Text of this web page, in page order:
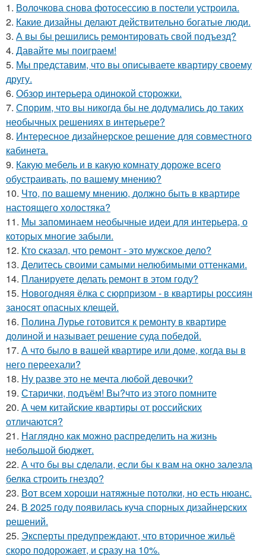
1. Волочкова снова фотосессию в постели устроила.
2. Какие дизайны делают действительно богатые люди.
3. А вы бы решились ремонтировать свой подъезд?
4. Давайте мы поиграем!
5. Мы представим, что вы описываете квартиру своему
другу.
6. Обзор интерьера одинокой сторожки.
7. Спорим, что вы никогда бы не додумались до таких
необычных решениях в интерьере?
8. Интересное дизайнерское решение для совместного
кабинета.
9. Какую мебель и в какую комнату дороже всего
обустраивать, по вашему мнению?
10. Что, по вашему мнению, должно быть в квартире
настоящего холостяка?
11. Мы запоминаем необычные идеи для интерьера, о
которых многие забыли.
12. Кто сказал, что ремонт - это мужское дело?
13. Делитесь своими самыми нелюбимыми оттенками.
14. Планируете делать ремонт в этом году?
15. Новогодняя ёлка с сюрпризом - в квартиры россиян
заносят опасных клещей.
16. Полина Лурье готовится к ремонту в квартире
долиной и называет решение суда победой.
17. А что было в вашей квартире или доме, когда вы в
него переехали?
18. Ну разве это не мечта любой девочки?
19. Старички, подъём! Вы?что из этого помните
20. А чем китайские квартиры от российских
отличаются?
21. Наглядно как можно распределить на жизнь
небольшой бюджет.
22. А что бы вы сделали, если бы к вам на окно залезла
белка строить гнездо?
23. Вот всем хороши натяжные потолки, но есть нюанс.
24. В 2025 году появилась куча спорных дизайнерских
решений.
25. Эксперты предупреждают, что вторичное жильё
скоро подорожает, и сразу на 10%.